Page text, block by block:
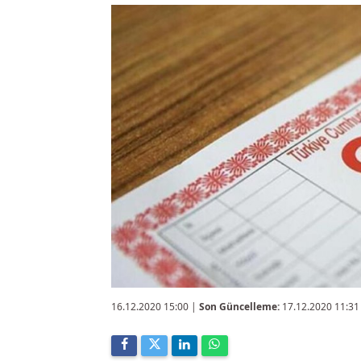
16.12.2020 15:00 | Son Güncelleme: 17.12.2020 11:31